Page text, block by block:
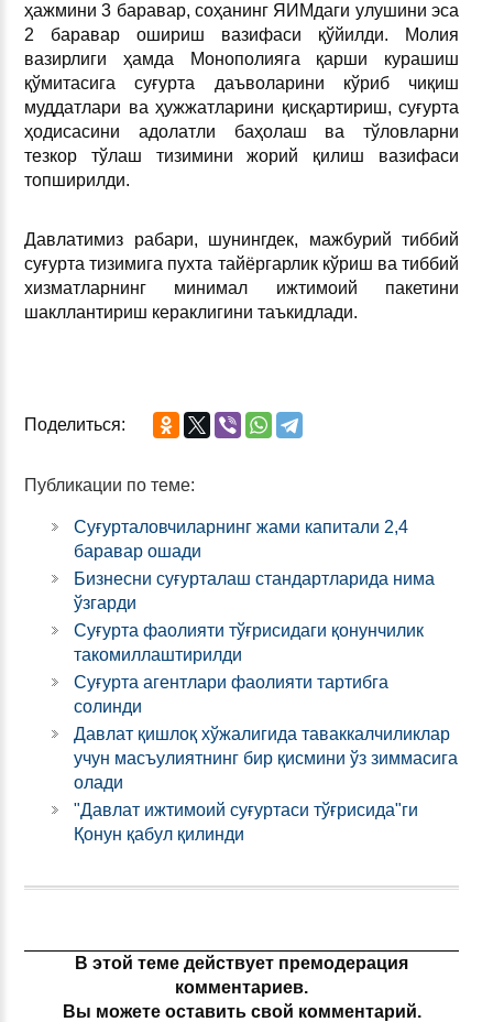
ҳажмини 3 баравар, соҳанинг ЯИМдаги улушини эса
2 баравар ошириш вазифаси қўйилди. Молия
вазирлиги ҳамда Монополияга қарши курашиш
қўмитасига суғурта даъволарини кўриб чиқиш
муддатлари ва ҳужжатларини қисқартириш, суғурта
ҳодисасини адолатли баҳолаш ва тўловларни
тезкор тўлаш тизимини жорий қилиш вазифаси
топширилди.
Давлатимиз рабари, шунингдек, мажбурий тиббий
суғурта тизимига пухта тайёргарлик кўриш ва тиббий
хизматларнинг минимал ижтимоий пакетини
шакллантириш кераклигини таъкидлади.
Поделиться:
Публикации по теме:
Суғурталовчиларнинг жами капитали 2,4
баравар ошади
Бизнесни суғурталаш стандартларида нима
ўзгарди
Суғурта фаолияти тўғрисидаги қонунчилик
такомиллаштирилди
Суғурта агентлари фаолияти тартибга
солинди
Давлат қишлоқ хўжалигида таваккалчиликлар
учун масъулиятнинг бир қисмини ўз зиммасига
олади
"Давлат ижтимоий суғуртаси тўғрисида"ги
Қонун қабул қилинди
В этой теме действует премодерация
комментариев.
Вы можете оставить свой комментарий.